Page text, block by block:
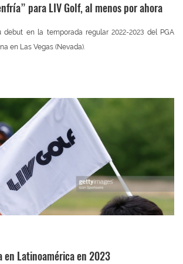
para LIV Golf, al menos por ahora
debut en la temporada regular 2022-2023 del PGA
en Las Vegas (Nevada).
en Latinoamérica en 2023